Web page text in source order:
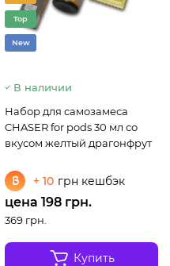
Top
New
В наличии
Набор для самозамеса
CHASER for pods 30 мл со
вкусом желтый драгонфрут
+ 10 грн кешбэк
цена 198 грн.
369 грн.
Купить